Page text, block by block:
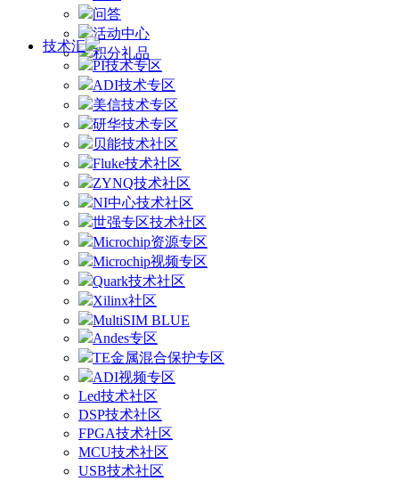
问答
活动中心
积分礼品
技术汇
PI技术专区
ADI技术专区
美信技术专区
研华技术专区
贝能技术社区
Fluke技术社区
ZYNQ技术社区
NI中心技术社区
世强专区技术社区
Microchip资源专区
Microchip视频专区
Quark技术社区
Xilinx社区
MultiSIM BLUE
Andes专区
TE金属混合保护专区
ADI视频专区
Led技术社区
DSP技术社区
FPGA技术社区
MCU技术社区
USB技术社区